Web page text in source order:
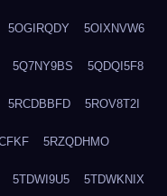
5OGIRQDY 5OIXNVW6
5Q7NY9BS 5QDQI5F8
5RCDBBFD 5ROV8T2I
5RZQDHMO
5TDWI9U5 5TDWKNIX